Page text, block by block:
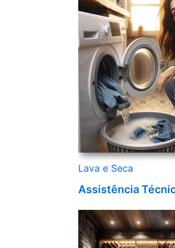
Lava e Seca
Assistência